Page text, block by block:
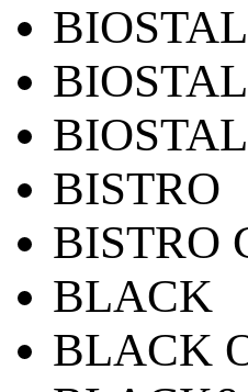
BISTRO
BISTRO
BLACK
BLACK